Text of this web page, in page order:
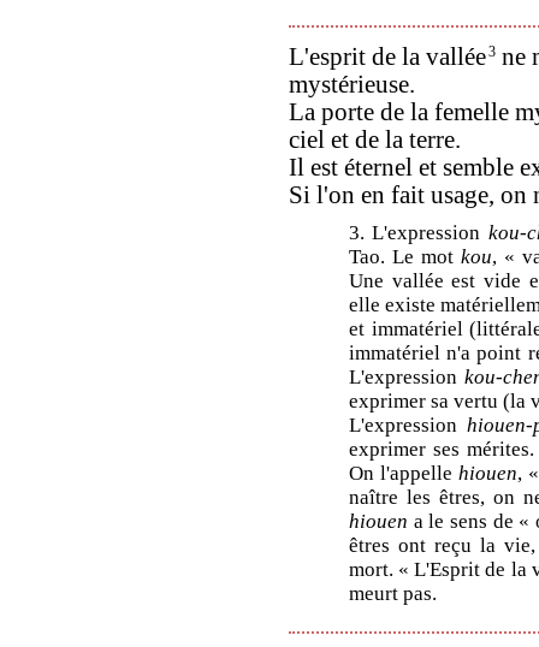
L'esprit de la vallée3 ne
mystérieuse.
La porte de la femelle
ciel et de la terre.
Il est éternel et semble
Si l'on en fait usage, on
3. L'expression kou-
Tao. Le mot kou, «
Une vallée est vide
elle existe
et immatériel
immatériel n'a point
L'expression kou-
exprimer sa vertu (la
L'expression
exprimer ses
On l'appellehiouen,
naître les êtres, on
hiouen a le sens de
êtres ont reçu la
mort. « L'Esprit de la
meurt pas.